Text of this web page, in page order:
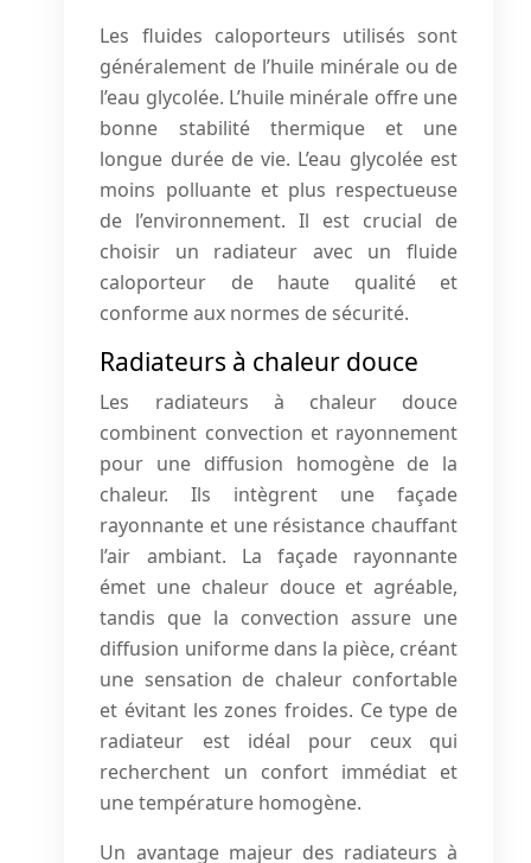
Les fluides caloporteurs utilisés sont
généralement de l’huile minérale ou de
l’eau glycolée. L’huile minérale offre une
bonne stabilité thermique et une
longue durée de vie. L’eau glycolée est
moins polluante et plus respectueuse
de l’environnement. Il est crucial de
choisir un radiateur avec un fluide
caloporteur de haute qualité et
conforme aux normes de sécurité.
Radiateurs à chaleur douce
Les radiateurs à chaleur douce
combinent convection et rayonnement
pour une diffusion homogène de la
chaleur. Ils intègrent une façade
rayonnante et une résistance chauffant
l’air ambiant. La façade rayonnante
émet une chaleur douce et agréable,
tandis que la convection assure une
diffusion uniforme dans la pièce, créant
une sensation de chaleur confortable
et évitant les zones froides. Ce type de
radiateur est idéal pour ceux qui
recherchent un confort immédiat et
une température homogène.
Un avantage majeur des radiateurs à